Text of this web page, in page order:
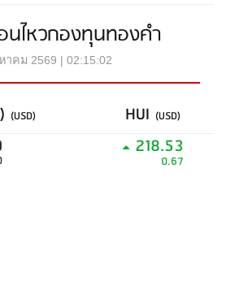
นไหวกองทุนทองคำ
าคม 2569 | 02:15:02
(USD) HUI (USD)
218.53
0.67